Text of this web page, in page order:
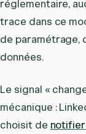
réglementaire,
trace dans ce
de paramétrage,
données.
Le signal «
mécanique :
choisit de notifier